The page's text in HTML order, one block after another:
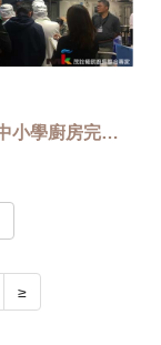
林口國際中小學廚房完工教育訓練
≥